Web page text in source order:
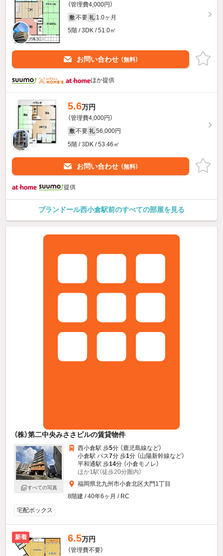
（管理費4,000円）
敷 不要 礼 1.0ヶ月
5階 / 3DK / 51.0㎡
お問い合わせ （無料）
ほか提供
5.6万円
（管理費4,000円）
敷 不要 礼 56,000円
5階 / 3DK / 53.46㎡
お問い合わせ （無料）
提供
プランドール西小倉駅前のすべての部屋を見る
（株）第二中央みささビルの賃貸物件
すべての写真
西小倉駅 歩5分 （鹿児島線など）
小倉駅 バス7分 歩1分 （山陽新幹線など）
平和通駅 歩14分 （小倉モノレ）
ほか1駅（徒歩20分圏内）
福岡県北九州市小倉北区大門1丁目
8階建 / 40年6ヶ月 / RC
宅配ボックス
新着 6.5万円
（管理費不要）